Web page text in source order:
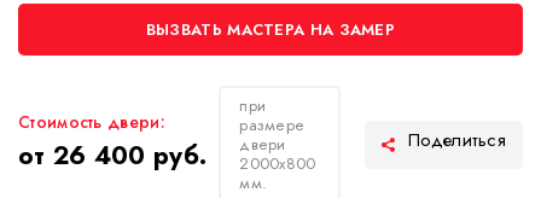
ВЫЗВАТЬ МАСТЕРА НА ЗАМЕР
Стоимость двери:
от 26 400 руб.
при
размере
двери
2000х800
мм.